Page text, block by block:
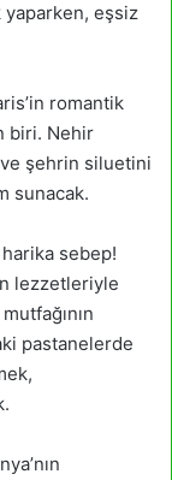
yaparken, eşsiz
romantik
biri. Nehir
ve şehrin siluetini
sunacak.
sebep!
lezzetleriyle
pastanelerde